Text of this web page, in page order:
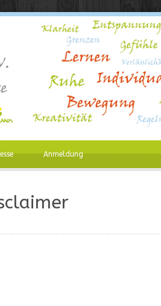
Anmeldung